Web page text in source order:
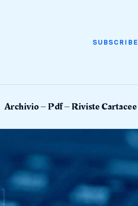
SUBSCRIBE
Archivio – Pdf – Riviste Cartacee